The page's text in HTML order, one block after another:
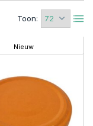
Toon:
Nieuw